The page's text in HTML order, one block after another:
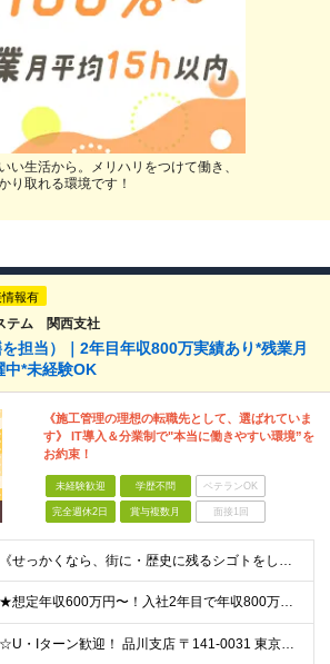
い生活から。メリハリをつけて働き、
り取れる環境です！
情報有
テム 関西支社
担当）｜2年目年収800万実績あり*残業月
中*未経験OK
《施工管理の理想の転職先として、選ばれていま
す》 IT導入＆分業制で"本当に働きやすい環境”を
お約束！
未経験歓迎 学歴不問 ベテランOK
完全週休2日 賞与複数月 面接1回
《せっかくなら、街に・歴史に残るシゴトをしませんか？》 ☆今までの雇用形態・転職回数は一切不問！ ◆普通自動車免許（AT限定可）をお持ちの方 ◆未経験・第二新卒OK・学歴不問 ★こんな方にピッタリ★ ・人とコミュニケーションを取るのが好きな方 ・仕事だけでなく、自分のプライベートも大切にしたい方 ・安定した経営基盤のある会社で、長くキャリアを築きたい方 ・チームワークを大切にし、周囲と協力して進められる方
★想定年収600万円〜！入社2年目で年収800万円の実績あり ★経験者の方は月給30万円以上＆前給保証！ 月給27万円〜＋各種手当＋賞与年2回 ※これまでのご経験やスキルに応じて加給・優遇いたします ※試用期間3ヶ月あり。期間中は契約社員となり、給与・その他の待遇の差異はありません ※月給には固定残業代5万7000円〜/30時間分を含みます。超過分は別途全額支給 ◆活かせる資格・・建築士・建築施工管理技士 【資格手当】 建築士：1級5万円／2級1万5,000円 建築施工管理技士：1級2万5,000円／2級1万円
☆U・Iターン歓迎！ 品川支店 〒141-0031 東京都品川区西五反田8-1-14 最勝ビル 11F 横浜支店 〒141-0031 東京都品川区西五反田8-1-14 最勝ビル 11F 新潟支店 〒950-0087 新潟県新潟市中央区東大通2-1-20 ステーションプラザ新潟ビル 3F 金沢支店 〒920-0022 石川県金沢市北安江1-3-24 金沢フロントビル 5F 東海支店 〒453-0801 愛知県名古屋市中村区太閤3-1-18 LUCID SQUARE NAGOYA 12F 大阪支店 〒564-0063 大阪府吹田市江坂町1-13-41 江坂NKビル8F 神戸支店 〒564-0063 大阪府吹田市江坂町1-13-41 江坂NKビル8F 京都支店 〒604-8161 京都府京都市中京区饅頭屋町617 六角長谷ビル4F 岡山支店 〒700‐0826 岡山県岡山市北区磨屋町1-6 岡山磨屋町ビル 6F 福岡支店 〒810-0001 福岡県福岡市中央区天神3-4-7 天神旭ビル 4F ※転勤なし ※(変更の範囲)上記を除く当社関連勤務地